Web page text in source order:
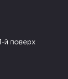
й поверх